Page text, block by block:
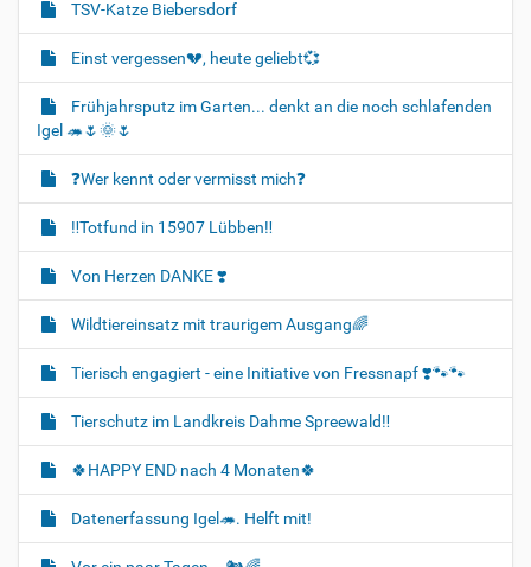
TSV-Katze Biebersdorf
Einst vergessen💔, heute geliebt💞
Frühjahrsputz im Garten... denkt an die noch schlafenden
Igel 🦔🌷🌞🌷
❓️Wer kennt oder vermisst mich❓️
‼️Totfund in 15907 Lübben‼️
Von Herzen DANKE ❣️
Wildtiereinsatz mit traurigem Ausgang🌈
Tierisch engagiert - eine Initiative von Fressnapf ❣️🐾🐾
Tierschutz im Landkreis Dahme Spreewald‼️
🍀HAPPY END nach 4 Monaten🍀
Datenerfassung Igel🦔. Helft mit!